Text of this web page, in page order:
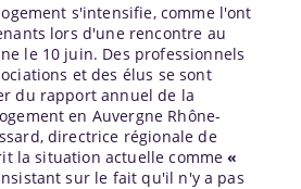
s'intensifie, comme l'ont
lors d'une rencontre au
le 10 juin. Des professionnels
et des élus se sont
du rapport annuel de la
en Auvergne Rhône-
directrice régionale de
la situation actuelle comme«
sur le fait qu'il n'y a pas